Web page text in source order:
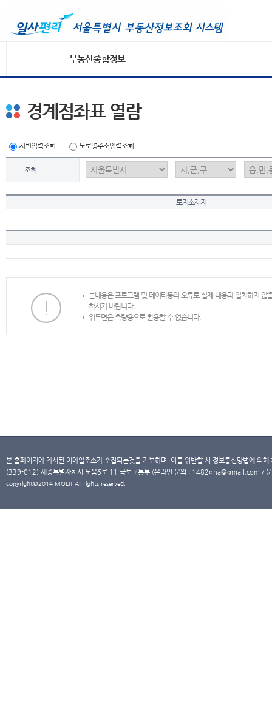
부동산종합정보
경계점좌표 열람
지번입력조회 도로명주소입력조회
조회
토지소재지
본내용은 프로그램 및 데이타등의 오류로 실제 내용과 일치하지
하시기 바랍니다.
위도면은 측량용으로 활용할 수 없습니다.
본 홈페이지에 게시된 이메일주소가 수집되는것을 거부하며, 이를 위반할 시 정보통신망법에 의
(339-012) 세종특별자치시 도움6로 11 국토교통부 (온라인 문의 : 1482qna@gmail.com /
copyright@2014 MOLIT All rights reserved.